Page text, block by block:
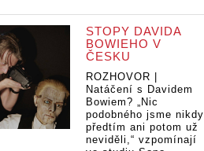
STOPY DAVIDA
BOWIEHO V
ČESKU
ROZHOVOR |
Natáčení s Davidem
Bowiem? „Nic
podobného jsme nikdy
předtím ani potom už
neviděli,“ vzpomínají